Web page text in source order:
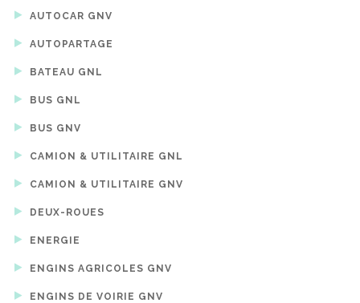
AUTOCAR GNV
AUTOPARTAGE
BATEAU GNL
BUS GNL
BUS GNV
CAMION & UTILITAIRE GNL
CAMION & UTILITAIRE GNV
DEUX-ROUES
ENERGIE
ENGINS AGRICOLES GNV
ENGINS DE VOIRIE GNV